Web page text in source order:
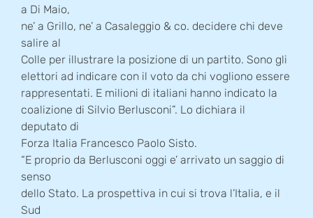
a Di Maio,
ne’ a Grillo, ne’ a Casaleggio & co. decidere chi deve
salire al
Colle per illustrare la posizione di un partito. Sono gli
elettori ad indicare con il voto da chi vogliono essere
rappresentati. E milioni di italiani hanno indicato la
coalizione di Silvio Berlusconi”. Lo dichiara il
deputato di
Forza Italia Francesco Paolo Sisto.
“E proprio da Berlusconi oggi e’ arrivato un saggio di
senso
dello Stato. La prospettiva in cui si trova l’Italia, e il
Sud